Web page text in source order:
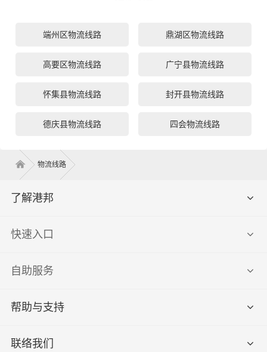
端州区物流线路 鼎湖区物流线路
高要区物流线路 广宁县物流线路
怀集县物流线路 封开县物流线路
德庆县物流线路 四会物流线路
物流线路
了解港邦
快速入口
自助服务
帮助与支持
联络我们